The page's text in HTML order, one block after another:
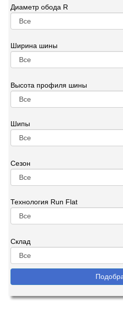
Диаметр обода R
Ширина шины
Высота профиля шины
Шипы
Сезон
Технология Run Flat
Склад